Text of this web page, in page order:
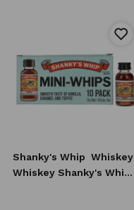
Shanky's Whip Whiskey
Whiskey Shanky's Whip